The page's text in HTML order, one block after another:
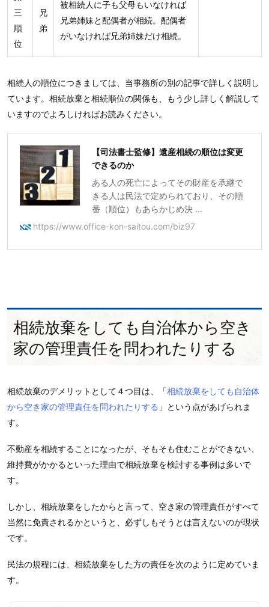
三
順
位
兄
弟
被相続人に子も父母もいなければ
兄弟姉妹と配偶者が相続。配偶者
がいなければ兄弟姉妹だけ相続。
相続人の順位につきましては、当事務所の別の記事で詳しく説明し
ています。相続放棄と相続順位の関係も、もう少し詳しく解説して
いますのでよろしければお読みください。
【司法書士監修】遺産相続の順位は変更
できるのか
ある人の死亡によってその財産を承継で
きる人は民法で定められており、その順
番（順位）もあらかじめ決 ...
https://www.office-kon-saitou.com/biz97
相続放棄をしても自治体から空き
家の管理責任を問われたりする
相続放棄のデメリットとして４つ目は、「相続放棄をしても自治体
から空き家の管理責任を問われたりする 」という点があげられま
す。
不動産を相続することになったが、そもそも住むことができない、
維持費がかかるといった理由で相続放棄を検討する事例は多いで
す。
しかし、相続放棄をしたからと言って、空き家の管理責任がすべて
当然に免責されるかというと、必ずしもそうとは言えないのが現状
です。
民法の規程には、相続放棄をした方の責任を次のように定めていま
す。